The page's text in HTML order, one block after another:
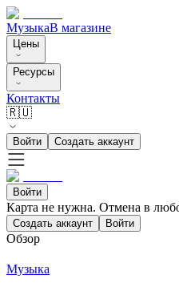
МузыкаВ магазине
Цены
Ресурсы
Контакты
🇷🇺
Войти Создать аккаунт
Войти
Карта не нужна. Отмена в
Создать аккаунт Войти
Обзор
Музыка